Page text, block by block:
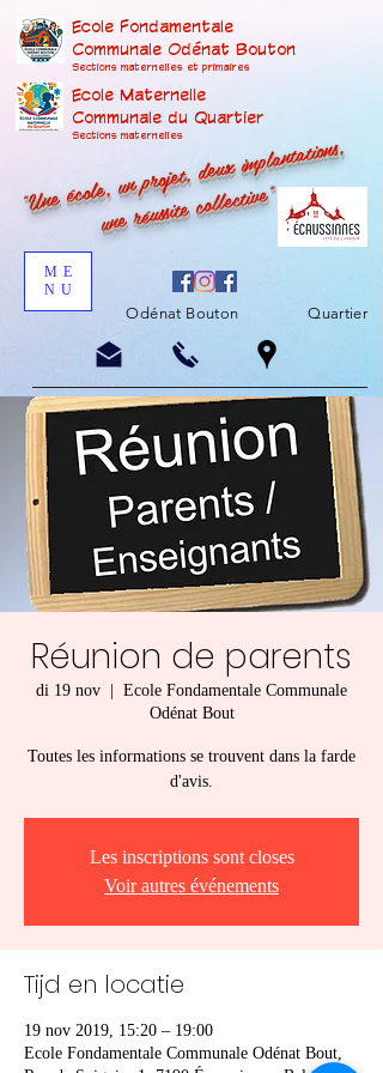
Ecole Fondamentale
Communale Odénat Bouton
Sections maternelles et primaires
Ecole Maternelle
Communale du Quartier
Sections maternelles
"Une école, un projet, deux implantations,
une réussite collective"
ME
NU
Odénat Bouton Quartier
Réunion de parents
di 19 nov
Ecole Fondamentale Communale
Odénat Bout
Toutes les informations se trouvent dans la farde
d'avis.
Les inscriptions sont closes
Voir autres événements
Tijd en locatie
19 nov 2019, 15:20 – 19:00
Ecole Fondamentale Communale Odénat Bout,